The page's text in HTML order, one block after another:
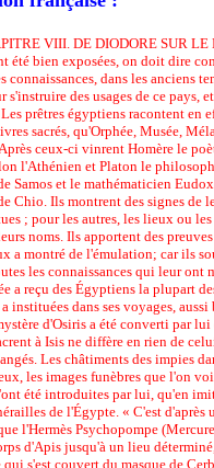
VIII. DE DIODORE SUR LE
été bien exposées, on doit dire
connaissances, dans les anciens
s'instruire des usages de ce pays,
prêtres égyptiens racontent en
sacrés, qu'Orphée, Musée,
ceux-ci vinrent Homère le
l'Athénien et Platon le
Samos et le mathématicien
Chio. Ils montrent des signes de
; pour les autres, les lieux ou
noms. Ils apportent des
a montré de l'émulation; car ils
les connaissances qui leur ont
a reçu des Égyptiens la plupart
instituées dans ses voyages,
d'Osiris a été converti par
à Isis ne diffère en rien de
Les châtiments des impies
les images funèbres que l'on
été introduites par lui, qu'en
de l'Égypte. « C'est d'après
l'Hermès Psychopompe
d'Apis jusqu'à un lieu
qui s'est couvert du masque de